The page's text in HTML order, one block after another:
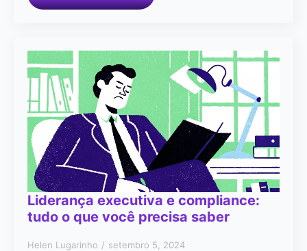
Liderança executiva e compliance:
tudo o que você precisa saber
Helen Lugarinho setembro 5, 2024